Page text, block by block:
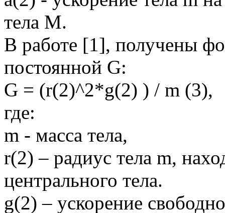
тела M.
В работе [1], получены
постоянной G:
G = (r(2)^2*g(2) ) / m (3),
где:
m - масса тела,
r(2) – радиус тела m,
центрального тела.
g(2) – ускорение